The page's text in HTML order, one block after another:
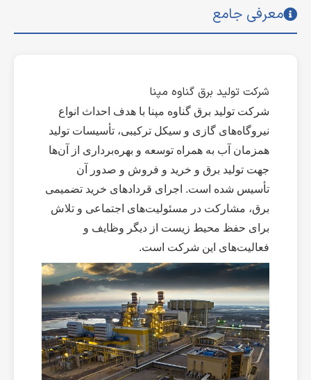
معرفی جامع
شرکت تولید برق گناوه مپنا
شرکت تولید برق گناوه مپنا با هدف احداث انواع
نیروگاه‌های گازی و سیکل ترکیبی، تأسیسات تولید
همزمان آب به همراه توسعه و بهره‌برداری از آن‌ها
جهت تولید برق و خرید و فروش و صدور آن
تأسیس شده است. اجرای قردادهای خرید تضمیمی
برق، مشارکت در مسئولیت‌های اجتماعی و تلاش
برای حفظ محیط زیست از دیگر وظایف و
فعالیت‌های این شرکت است.